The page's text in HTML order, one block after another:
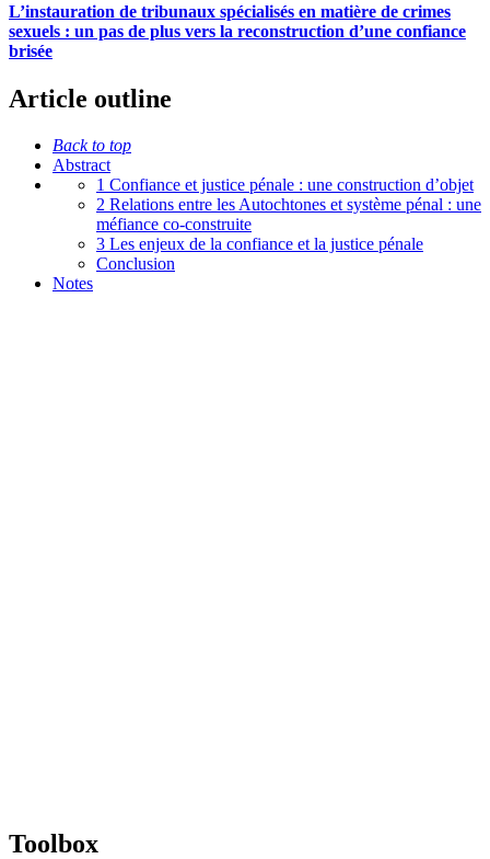
L’instauration de tribunaux spécialisés en matière de crimes
sexuels : un pas de plus vers la reconstruction d’une confiance
brisée
Article outline
Back to top
Abstract
1 Confiance et justice pénale : une construction d’objet
2 Relations entre les Autochtones et système pénal : une
méfiance co-construite
3 Les enjeux de la confiance et la justice pénale
Conclusion
Notes
Toolbox